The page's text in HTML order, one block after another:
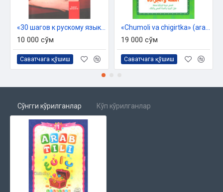
Hajmi:144 bet
2025 yil
ISBN: 978-9910-556-16-6
Muqovasi:yumshoq
10 000 сўм
Саватчага қўшиш
19 000 сўм
Саватчага қўшиш
Сўнгги кўрилганлар Кўп кўрилганлар